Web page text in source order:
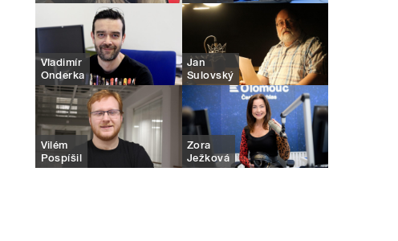
Vladimír
Onderka
Jan
Sulovský
Vilém
Pospíšil
Zora
Ježková